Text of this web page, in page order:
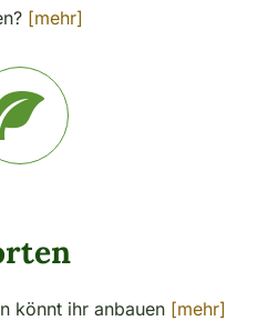
[mehr]
könnt ihr anbauen [mehr]